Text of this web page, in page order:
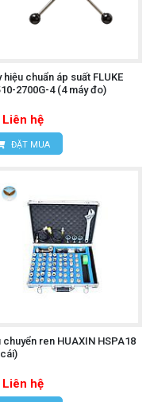
hiệu chuẩn áp suất FLUKE
2700G-4 (4 máy đo)
Liên hệ
ĐẶT MUA
chuyển ren HUAXIN HSPA18
Liên hệ